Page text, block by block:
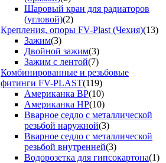
Шаровый кран для радиаторов
(угловой)(2)
Крепления, опоры FV-Plast (Чехия)(13)
Зажим(3)
Двойной зажим(3)
Зажим с лентой(7)
Комбинированные и резьбовые
фитинги FV-PLAST(119)
Американка ВР(10)
Американка НР(10)
Вварное седло с металлической
резьбой наружной(3)
Вварное седло с металлической
резьбой внутренней(3)
Водорозетка для гипсокартона(1)